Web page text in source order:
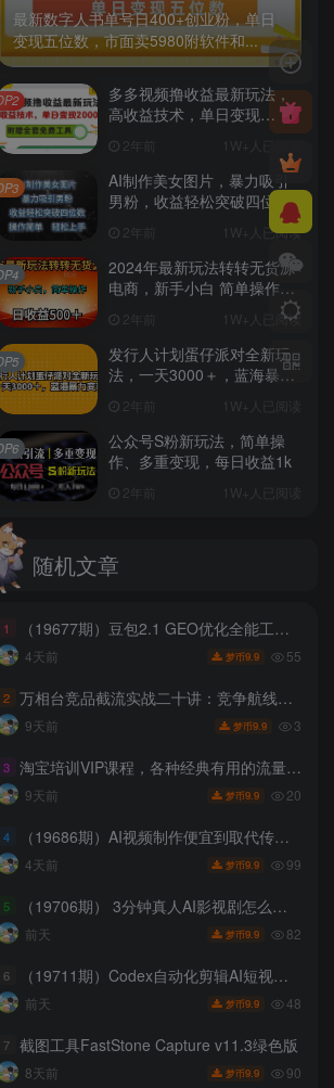
最新数字人书单号日400+创业粉，单日
变现五位数，市面卖5980附软件和...
多多视频撸收益最新玩法，
高收益技术，单日变现
2年前 1W+人已阅读
AI制作美女图片，暴力吸引
男粉，收益轻松突破四位
数，操作简单 上手难度低
2年前 1W+人已阅读
2024年最新玩法转转无货源
电商，新手小白 简单操作，
2年前 1W+人已阅读
发行人计划蛋仔派对全新玩
法，一天3000＋，蓝海暴力
2年前 1W+人已阅读
公众号S粉新玩法，简单操
作、多重变现，每日收益1k
2年前 1W+人已阅读
随机文章
1 （19677期）豆包2.1 GEO优化全能工具箱（行业通用版）v1.0
4天前 梦币9.9 55
2 万相台竞品截流实战二十讲：竞争航线搭建投放计划，抢占同行流量稳固店铺免费访客
9天前 梦币9.9 3
3 淘宝培训VIP课程，各种经典有用的流量获取秘籍，从淘宝新店到天猫店铺的实战教程（更新7月29日）
9天前 梦币9.9 20
4 （19686期）AI视频制作便宜到取代传统！教你做真人感内容，还能靠它赚外快（避开7个AI假脸坑）【原创双语字幕】
4天前 梦币9.9 99
5 （19706期） 3分钟真人AI影视剧怎么做？SD 2.0手把手完整制作流程｜Higgsfield 14天SD 2.0/2.5无限生成
前天 梦币9.9 82
6 （19711期）Codex自动化剪辑AI短视频实战课｜DeepSeek V4 Pro多API联动，图文成片封装Skill全流程
前天 梦币9.9 48
7 截图工具FastStone Capture v11.3绿色版
8天前 梦币9.9 90